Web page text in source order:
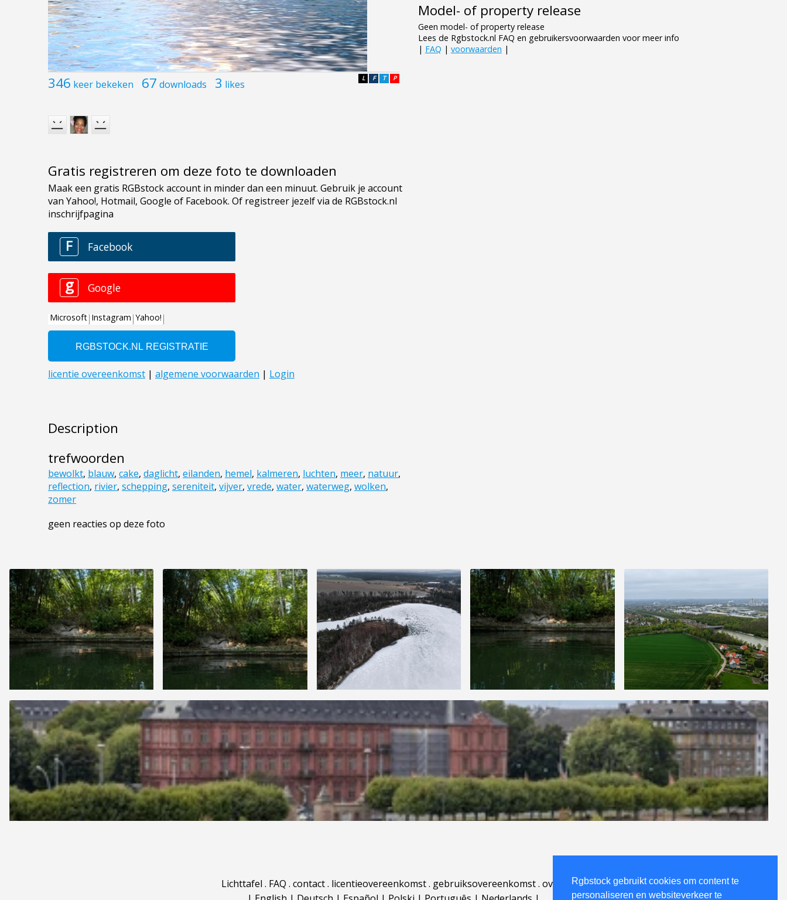
Rgbstock gebruikt cookies om content te
personaliseren en websiteverkeer te
346 keer bekeken 67 downloads 3 likes P
T
F
L
Gratis registreren om deze foto te downloaden
Description
trefwoorden
bewolkt, blauw, cake, daglicht, eilanden, hemel, kalmeren, luchten, meer, natuur,
reflection, rivier, schepping, sereniteit, vijver, vrede, water, waterweg, wolken,
zomer
geen reacties op deze foto
Model- of property release
Geen model- of property release
Lees de Rgbstock.nl FAQ en gebruikersvoorwaarden voor meer info
| FAQ | voorwaarden |
Lichttafel . FAQ . contact. licentieovereenkomst. gebruiksovereenkomst. over